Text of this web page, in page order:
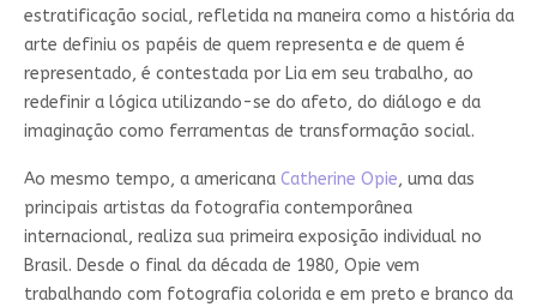
estratificação social, refletida na maneira como a história da
arte definiu os papéis de quem representa e de quem é
representado, é contestada por Lia em seu trabalho, ao
redefinir a lógica utilizando-se do afeto, do diálogo e da
imaginação como ferramentas de transformação social.
Ao mesmo tempo, a americana Catherine Opie, uma das
principais artistas da fotografia contemporânea
internacional, realiza sua primeira exposição individual no
Brasil. Desde o final da década de 1980, Opie vem
trabalhando com fotografia colorida e em preto e branco da